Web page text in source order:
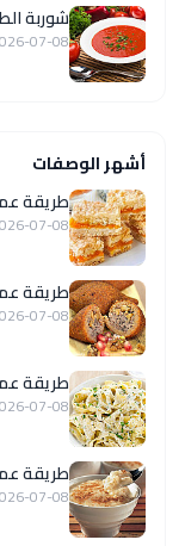
شوربة
07-08
أشهر الوصفات
طريقة
07-08
طريقة
07-08
طريقة
07-08
طريقة عمل
07-08